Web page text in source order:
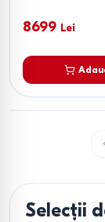
8699 Lei
Selecții